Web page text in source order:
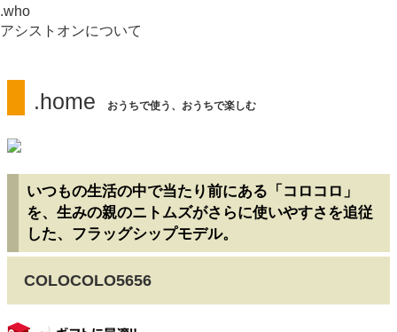
.home おうちで使う、おうちで楽しむ
いつもの生活の中で当たり前にある「コロコロ」
を、生みの親のニトムズがさらに使いやすさを追従
した、フラッグシップモデル。
COLOCOLO5656
.who
アシストオンについて